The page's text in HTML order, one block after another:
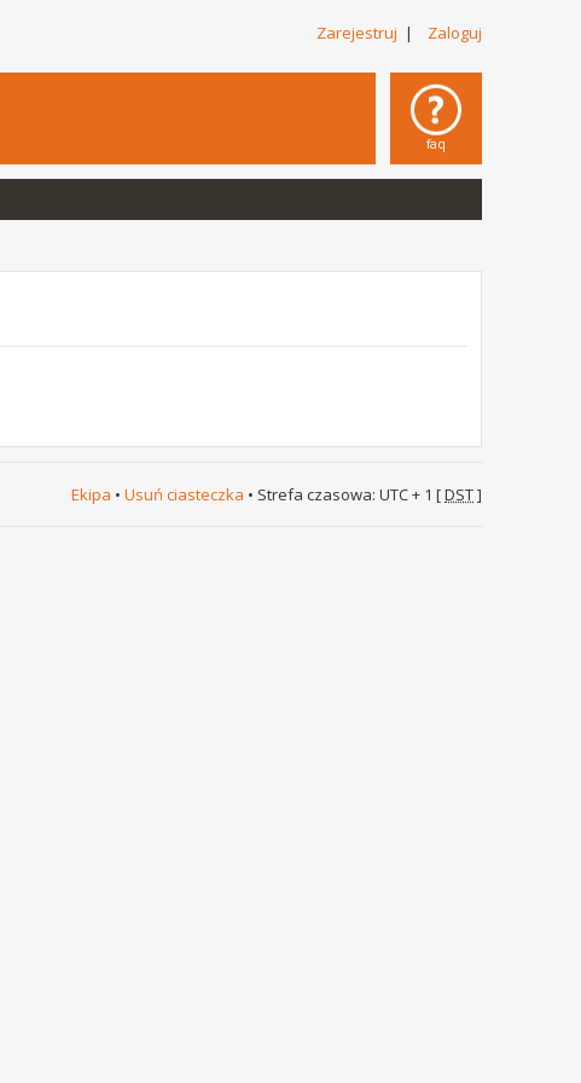
Zarejestruj | Zaloguj
faq
Ekipa • Usuń ciasteczka • Strefa czasowa: UTC + 1 [DST]